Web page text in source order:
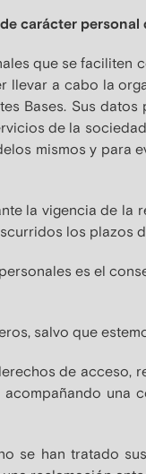
carácter personal
que se
a cabo la
Bases. Sus
de la
mismos y para
la vigencia de
los
es el
salvo que
de
acompañando
se han tratado